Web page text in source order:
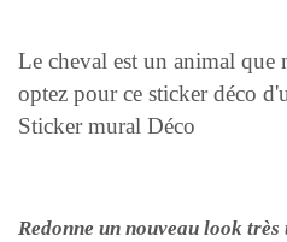
Le cheval est un animal
optez pour ce sticker déco
Sticker mural Déco
Redonne un nouveau look